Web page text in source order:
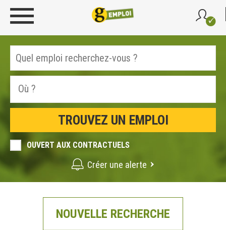
OUVERT AUX CONTRACTUELS
Créer une alerte
NOUVELLE RECHERCHE